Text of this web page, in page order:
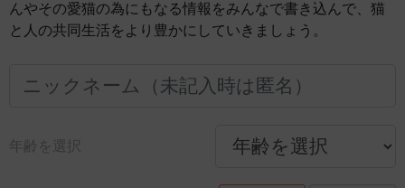
んやその愛猫の為にもなる情報をみんなで書き込んで、猫
と人の共同生活をより豊かにしていきましょう。
年齢を選択